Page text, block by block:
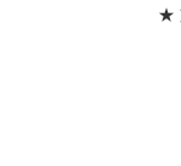
★